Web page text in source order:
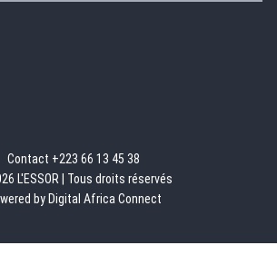
Contact +223 66 13 45 38
L'ESSOR | Tous droits réservés
by Digital Africa Connect